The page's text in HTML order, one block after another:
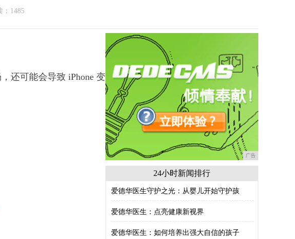
：1485
还可能会导致 iPhone 变卡，电池寿命变短。
广告
24小时新闻排行
爱德华医生守护之光：从婴儿开始守护孩
爱德华医生：点亮健康新视界
爱德华医生：如何培养出强大自信的孩子